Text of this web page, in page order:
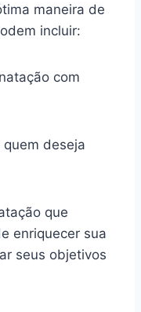
maneira de
incluir:
com
quem deseja
que
enriquecer sua
seus objetivos